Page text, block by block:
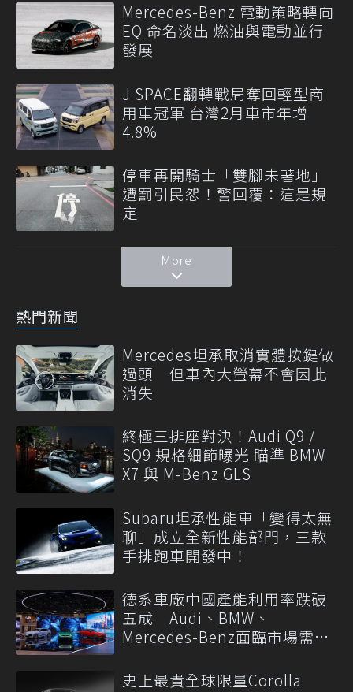
Mercedes-Benz 電動策略轉向
EQ 命名淡出 燃油與電動並行
發展
J SPACE翻轉戰局奪回輕型商
用車冠軍 台灣2月車市年增
4.8%
停車再開騎士「雙腳未著地」
遭罰引民怨！警回覆：這是規
定
More
熱門新聞
Mercedes坦承取消實體按鍵做
過頭 但車內大螢幕不會因此
消失
終極三排座對決！Audi Q9 /
SQ9 規格細節曝光 瞄準 BMW
X7 與 M-Benz GLS
Subaru坦承性能車「變得太無
聊」成立全新性能部門，三款
手排跑車開發中！
德系車廠中國產能利用率跌破
五成 Audi、BMW、
Mercedes-Benz面臨市場需求
史上最貴全球限量Corolla